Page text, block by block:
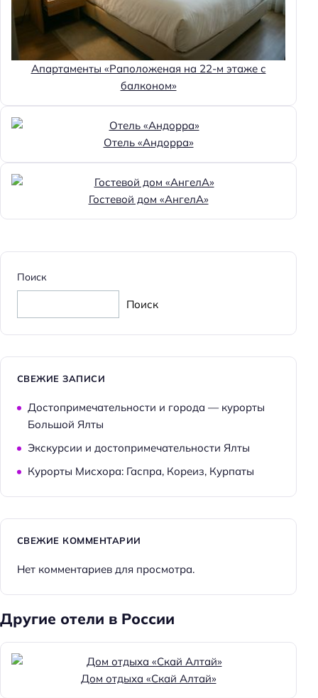
Апартаменты «Раположеная на 22-м этаже с
балконом»
Отель «Андорра»
Гостевой дом «АнгелА»
Поиск
Поиск
СВЕЖИЕ ЗАПИСИ
Достопримечательности и города — курорты
Большой Ялты
Экскурсии и достопримечательности Ялты
Курорты Мисхора: Гаспра, Кореиз, Курпаты
СВЕЖИЕ КОММЕНТАРИИ
Нет комментариев для просмотра.
Другие отели в России
Дом отдыха «Скай Алтай»